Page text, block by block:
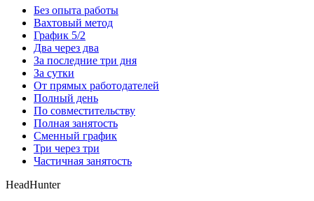
Без опыта работы
Вахтовый метод
График 5/2
Два через два
За последние три дня
За сутки
От прямых работодателей
Полный день
По совместительству
Полная занятость
Сменный график
Три через три
Частичная занятость
HeadHunter